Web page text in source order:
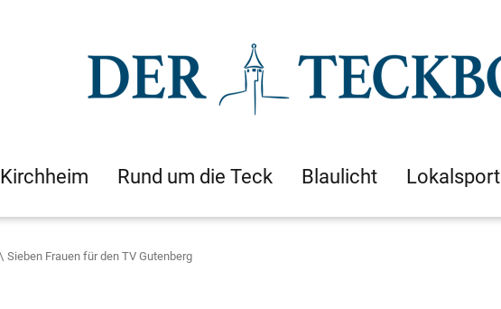
Kirchheim Rund um die Teck Blaulicht Lokalsport
Sieben Frauen für den TV Gutenberg